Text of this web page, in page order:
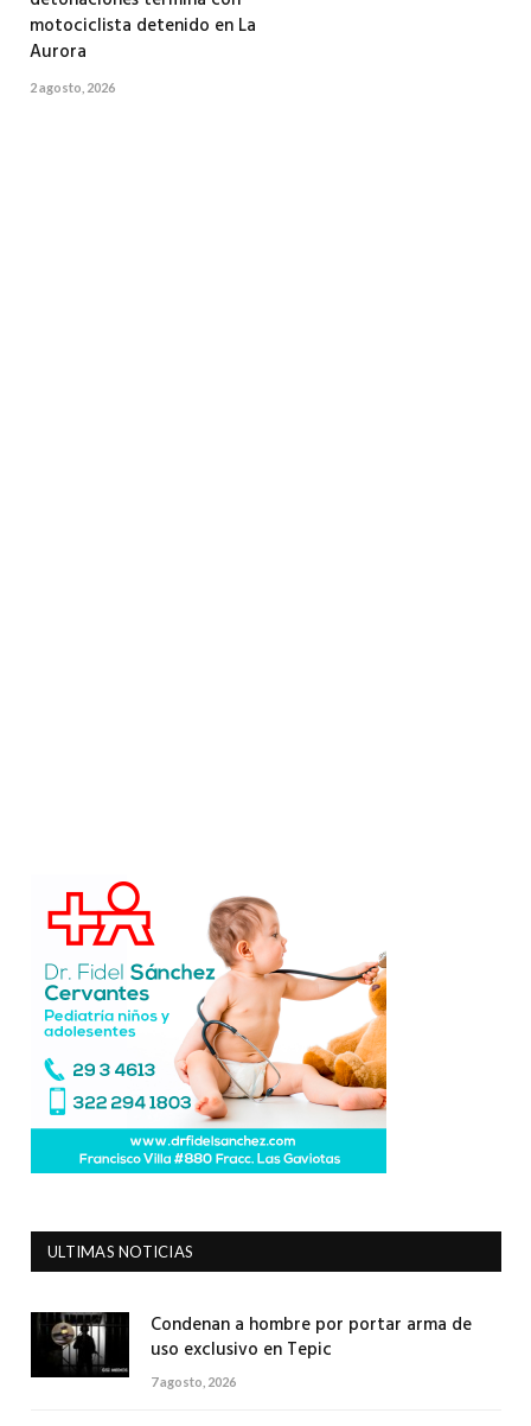
motociclista detenido en La
Aurora
2 agosto, 2026
ULTIMAS NOTICIAS
Condenan a hombre por portar arma de
uso exclusivo en Tepic
7 agosto, 2026